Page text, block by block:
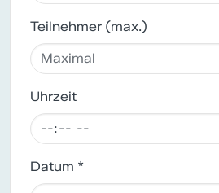
Teilnehmer (max.)
Uhrzeit
Datum *